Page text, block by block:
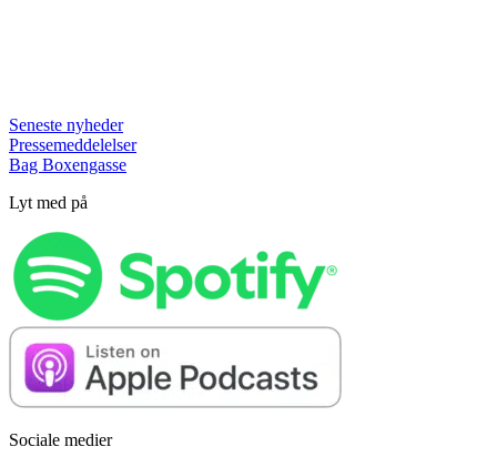
Seneste nyheder
Pressemeddelelser
Bag Boxengasse
Lyt med på
Sociale medier